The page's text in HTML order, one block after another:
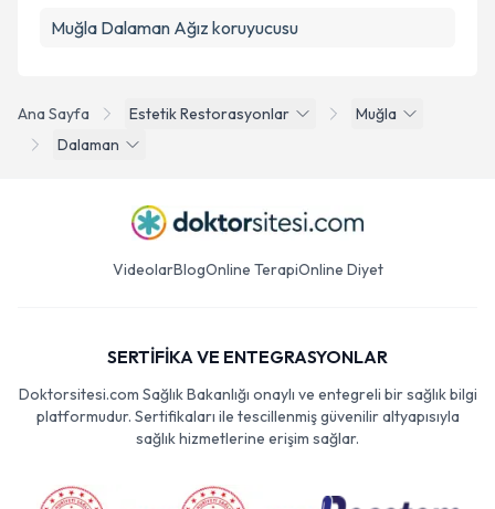
Ana Sayfa Estetik Restorasyonlar
Muğla
Dalaman
Muğla Dalaman Ağız koruyucusu
VideolarBlogOnline TerapiOnline Diyet
SERTİFİKA VE ENTEGRASYONLAR
Doktorsitesi.com Sağlık Bakanlığı onaylı ve entegreli bir sağlık bilgi
platformudur. Sertifikaları ile tescillenmiş güvenilir altyapısıyla
sağlık hizmetlerine erişim sağlar.